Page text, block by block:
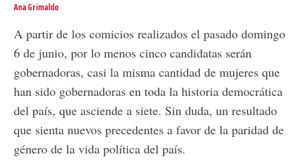
Ana Grimaldo
A partir de los comicios realizados el pasado domingo
6 de junio, por lo menos cinco candidatas serán
gobernadoras, casi la misma cantidad de mujeres que
han sido gobernadoras en toda la historia democrática
del país, que asciende a siete. Sin duda, un resultado
que sienta nuevos precedentes a favor de la paridad de
género de la vida política del país.